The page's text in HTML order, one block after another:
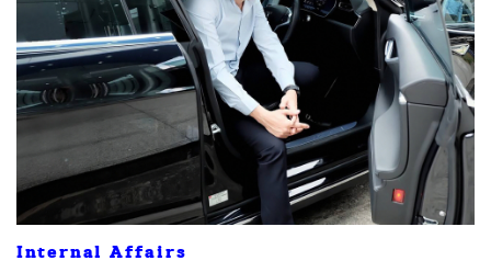
Internal Affairs
ค้นหา
SHARE